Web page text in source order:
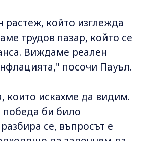
който изглежда
трудов пазар, който се
Виждаме реален
посочи Пауъл.
които искахме да видим.
победа би било
се, въпросът е